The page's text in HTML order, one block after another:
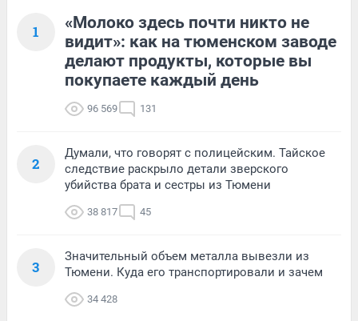
1
«Молоко здесь почти никто не
видит»: как на тюменском заводе
делают продукты, которые вы
покупаете каждый день
96 569 131
2
Думали, что говорят с полицейским. Тайское
следствие раскрыло детали зверского
убийства брата и сестры из Тюмени
38 817 45
3
Значительный объем металла вывезли из
Тюмени. Куда его транспортировали и зачем
34 428